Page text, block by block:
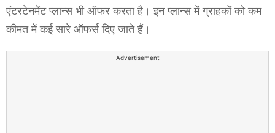
एंटरटेनमेंट प्लान्स भी ऑफर करता है। इन प्लान्स में ग्राहकों को कम
कीमत में कई सारे ऑफर्स दिए जाते हैं।
Advertisement